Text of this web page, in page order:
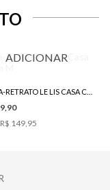
ADICIONAR
R$ 149,95